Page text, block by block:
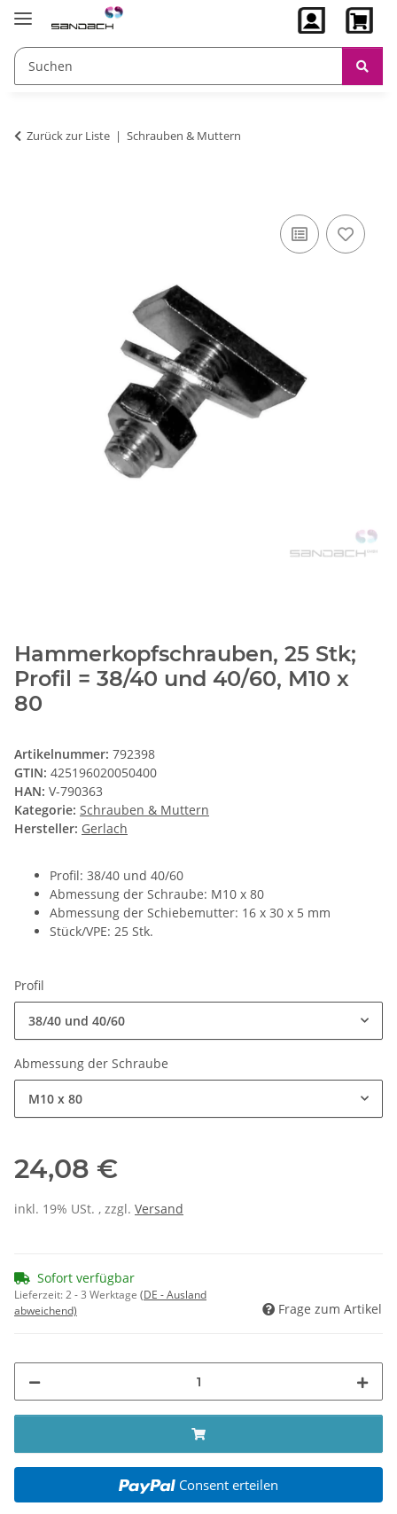
Zurück zur Liste Schrauben & Muttern
Hammerkopfschrauben, 25 Stk;
Profil = 38/40 und 40/60, M10 x
80
Artikelnummer: 792398
GTIN: 425196020050400
HAN: V-790363
Kategorie: Schrauben & Muttern
Hersteller: Gerlach
Profil: 38/40 und 40/60
Abmessung der Schraube: M10 x 80
Abmessung der Schiebemutter: 16 x 30 x 5 mm
Stück/VPE: 25 Stk.
Profil
38/40 und 40/60
Abmessung der Schraube
M10 x 80
24,08 €
inkl. 19% USt. , zzgl. Versand
Sofort verfügbar
Lieferzeit:2 - 3 Werktage (DE - Ausland
abweichend)
Frage zum Artikel
Consent erteilen